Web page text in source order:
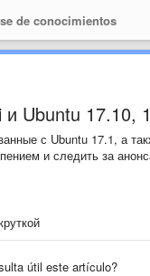
de conocimientos
Ubuntu 17.10,
с Ubuntu 17.1, а
и следить за
útil este artículo?